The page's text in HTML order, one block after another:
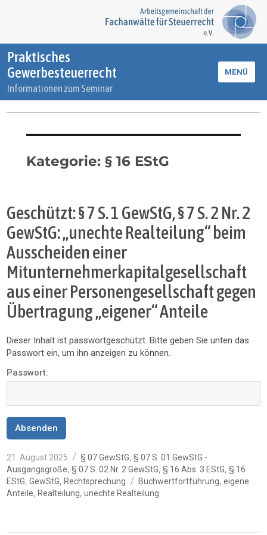
Praktisches
Gewerbesteuerrecht
Informationen zum Seminar
MENÜ
Kategorie: § 16 EStG
Geschützt: § 7 S. 1 GewStG, § 7 S. 2 Nr. 2
GewStG: „unechte Realteilung“ beim
Ausscheiden einer
Mitunternehmerkapitalgesellschaft
aus einer Personengesellschaft gegen
Übertragung „eigener“ Anteile
Dieser Inhalt ist passwortgeschützt. Bitte geben Sie unten das
Passwort ein, um ihn anzeigen zu können.
Passwort:
Veröffentlicht
am
21. August 2025 Kategorien
§ 07 GewStG,§ 07 S. 01 GewStG -
Ausgangsgröße,§ 07 S. 02 Nr. 2 GewStG,§ 16 Abs. 3 EStG,§ 16
EStG,GewStG,Rechtsprechung Schlagwörter
Buchwertfortführung,eigene
Anteile,Realteilung,unechte Realteilung